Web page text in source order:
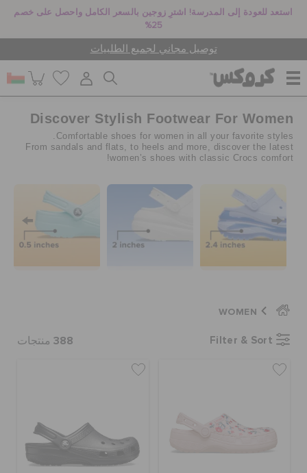
استعد للعودة إلى المدرسة! اشترِ زوجين بالسعر الكامل واحصل على خصم
25%
توصيل مجاني لجميع الطلبيات
للنساء
أطفال
جيبيتز تشارمز
كروكس لمكان العمل
تنزيلات
Discover Stylish Footwear For Women
Comfortable shoes for women in all your favorite styles.
From sandals and flats, to heels and more, discover the latest
women’s shoes with classic Crocs comfort!
WOMEN
Filter & Sort
388 منتجات